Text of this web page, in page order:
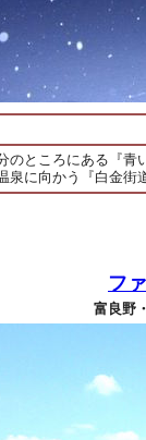
のところにある『
に向かう『白金街
フ
富良野